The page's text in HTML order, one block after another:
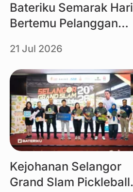
Bateriku Semarak Hari
Bertemu Pelanggan
21 Jul 2026
Link
Kejohanan Selangor
Grand Slam Pickleball